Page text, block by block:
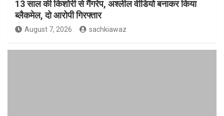
13 साल की किशोरी से गैंगरेप, अश्लील वीडियो बनाकर किया
ब्लैकमेल, दो आरोपी गिरफ्तार
August 7, 2026 sachkiawaz